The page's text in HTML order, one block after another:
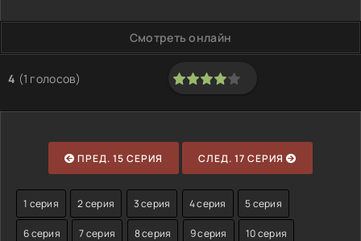
Смотреть онлайн
4 (1 голосов)
80
ПРЕД. 15 СЕРИЯ СЛЕД. 17 СЕРИЯ
1 серия 2 серия 3 серия 4 серия 5 серия
6 серия 7 серия 8 серия 9 серия 10 серия